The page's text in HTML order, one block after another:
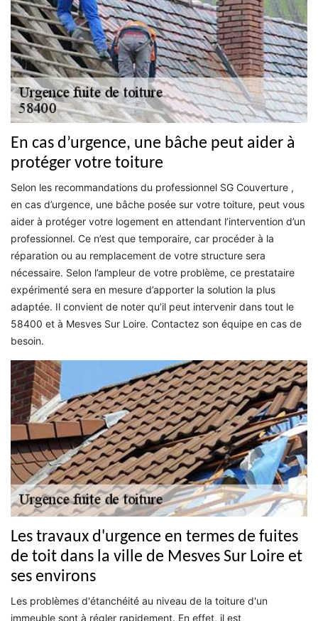
En cas d’urgence, une bâche peut aider à
protéger votre toiture
Selon les recommandations du professionnel SG Couverture ,
en cas d’urgence, une bâche posée sur votre toiture, peut vous
aider à protéger votre logement en attendant l’intervention d’un
professionnel. Ce n’est que temporaire, car procéder à la
réparation ou au remplacement de votre structure sera
nécessaire. Selon l’ampleur de votre problème, ce prestataire
expérimenté sera en mesure d’apporter la solution la plus
adaptée. Il convient de noter qu’il peut intervenir dans tout le
58400 et à Mesves Sur Loire. Contactez son équipe en cas de
besoin.
Les travaux d'urgence en termes de fuites
de toit dans la ville de Mesves Sur Loire et
ses environs
Les problèmes d'étanchéité au niveau de la toiture d'un
immeuble sont à régler rapidement. En effet, il est